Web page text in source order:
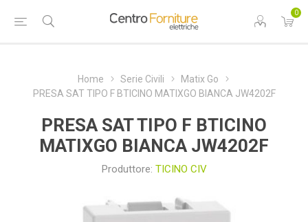
0
Home Serie Civili
Matix Go
PRESA SAT TIPO F BTICINO MATIXGO BIANCA JW4202F
PRESA SAT TIPO F BTICINO
MATIXGO BIANCA JW4202F
Produttore: TICINO CIV